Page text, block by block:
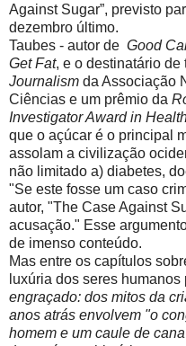
Against Sugar”, previsto
dezembro último.
Taubes - autor de Good
Get Fat, e o destinatário de
Journalism da Associação
Ciências e um prêmio da
Investigator Award in
que o açúcar é o principal
assolam a civilização
não limitado a) diabetes,
"Se este fosse um caso
autor, "The Case Against
acusação." Esse
de imenso conteúdo.
Mas entre os capítulos
luxúria dos seres
engraçado: dos mitos da
anos atrás envolvem "o
homem e um caule de